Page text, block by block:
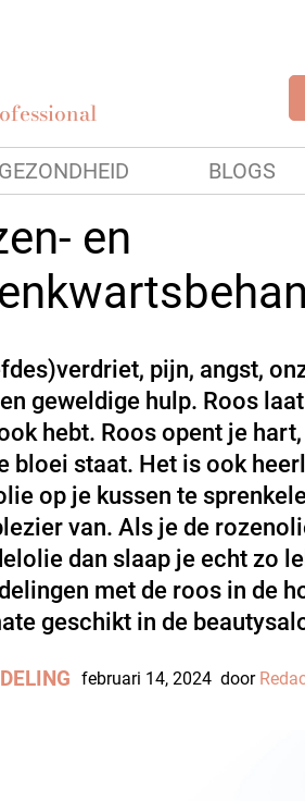
GEZONDHEID BLOGS
en
pijn, angst,
geweldige hulp. Roos
hebt. Roos opent je
bloei staat. Het is ook
op je kussen te
van. Als je de
dan slaap je echt zo
met de roos in de
geschikt in de
februari 14, 2024 door